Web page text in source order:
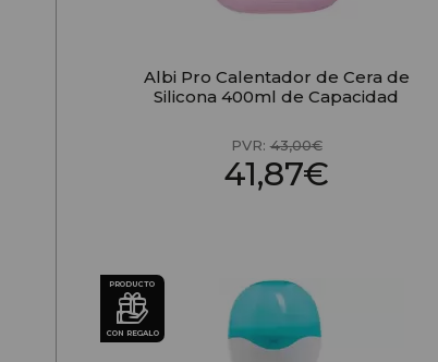
Albi Pro Calentador de Cera de
Silicona 400ml de Capacidad
PVR:43,00€
41,87€
PRODUCTO
CON REGALO